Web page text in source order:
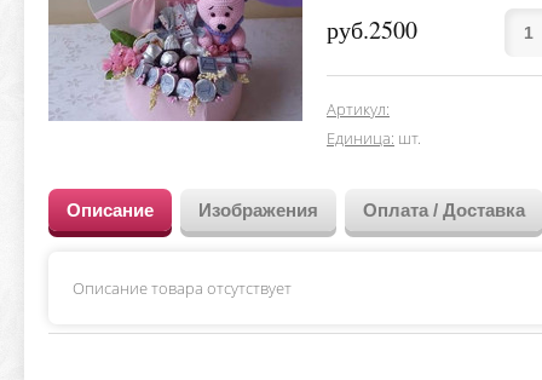
руб.2500
Артикул:
Единица: шт.
Описание Изображения Оплата / Доставка
Описание товара отсутствует